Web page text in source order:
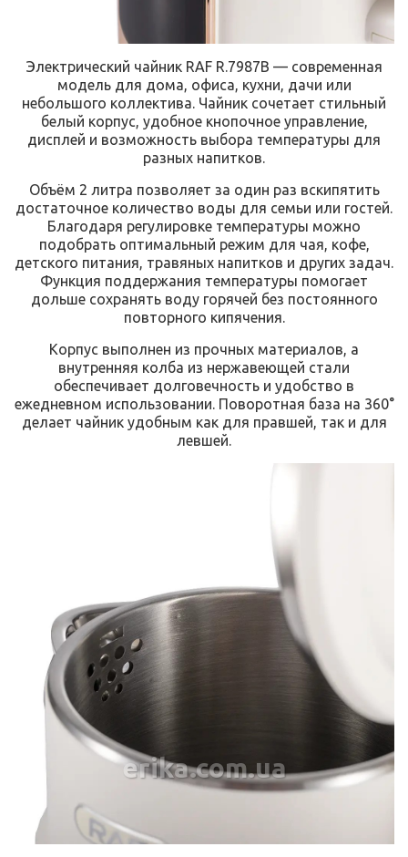
Электрический чайник RAF R.7987B — современная
модель для дома, офиса, кухни, дачи или
небольшого коллектива. Чайник сочетает стильный
белый корпус, удобное кнопочное управление,
дисплей и возможность выбора температуры для
разных напитков.
Объём 2 литра позволяет за один раз вскипятить
достаточное количество воды для семьи или гостей.
Благодаря регулировке температуры можно
подобрать оптимальный режим для чая, кофе,
детского питания, травяных напитков и других задач.
Функция поддержания температуры помогает
дольше сохранять воду горячей без постоянного
повторного кипячения.
Корпус выполнен из прочных материалов, а
внутренняя колба из нержавеющей стали
обеспечивает долговечность и удобство в
ежедневном использовании. Поворотная база на 360°
делает чайник удобным как для правшей, так и для
левшей.
erika.com.ua